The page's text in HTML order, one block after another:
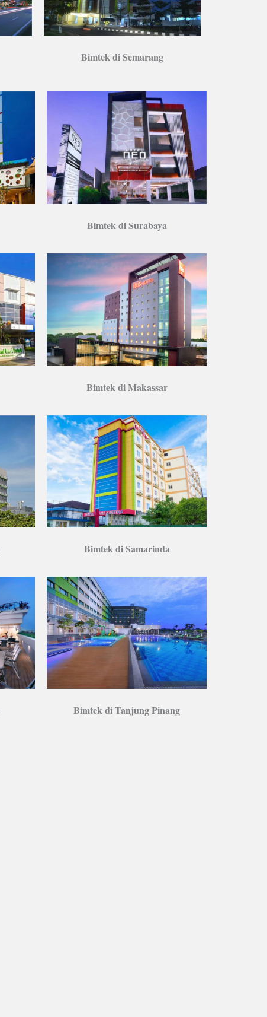
Bimtek di Semarang
Bimtek di Surabaya
Bimtek di Makassar
Bimtek di Samarinda
Bimtek di Tanjung Pinang